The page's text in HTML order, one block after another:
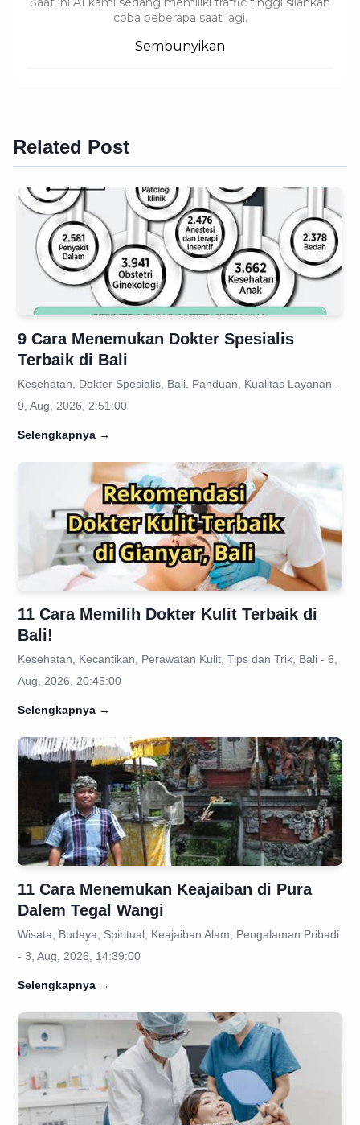
coba beberapa saat lagi.
Sembunyikan
Related Post
9 Cara Menemukan Dokter Spesialis
Terbaik di Bali
Kesehatan, Dokter Spesialis, Bali, Panduan, Kualitas Layanan -
9, Aug, 2026, 2:51:00
Selengkapnya →
11 Cara Memilih Dokter Kulit Terbaik di
Bali!
Kesehatan, Kecantikan, Perawatan Kulit, Tips dan Trik, Bali - 6,
Aug, 2026, 20:45:00
Selengkapnya →
11 Cara Menemukan Keajaiban di Pura
Dalem Tegal Wangi
Wisata, Budaya, Spiritual, Keajaiban Alam, Pengalaman Pribadi
- 3, Aug, 2026, 14:39:00
Selengkapnya →